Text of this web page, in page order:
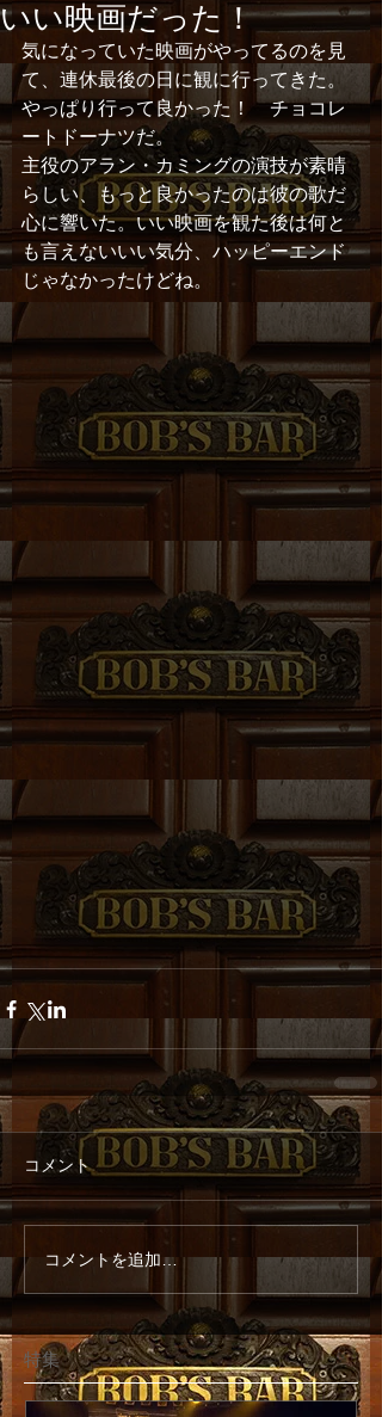
いい映画だった！
気になっていた映画がやってるのを見
て、連休最後の日に観に行ってきた。
やっぱり行って良かった！　チョコレ
ートドーナツだ。
主役のアラン・カミングの演技が素晴
らしい、もっと良かったのは彼の歌だ
心に響いた。いい映画を観た後は何と
も言えないいい気分、ハッピーエンド
じゃなかったけどね。
コメント
コメントを追加…
特集